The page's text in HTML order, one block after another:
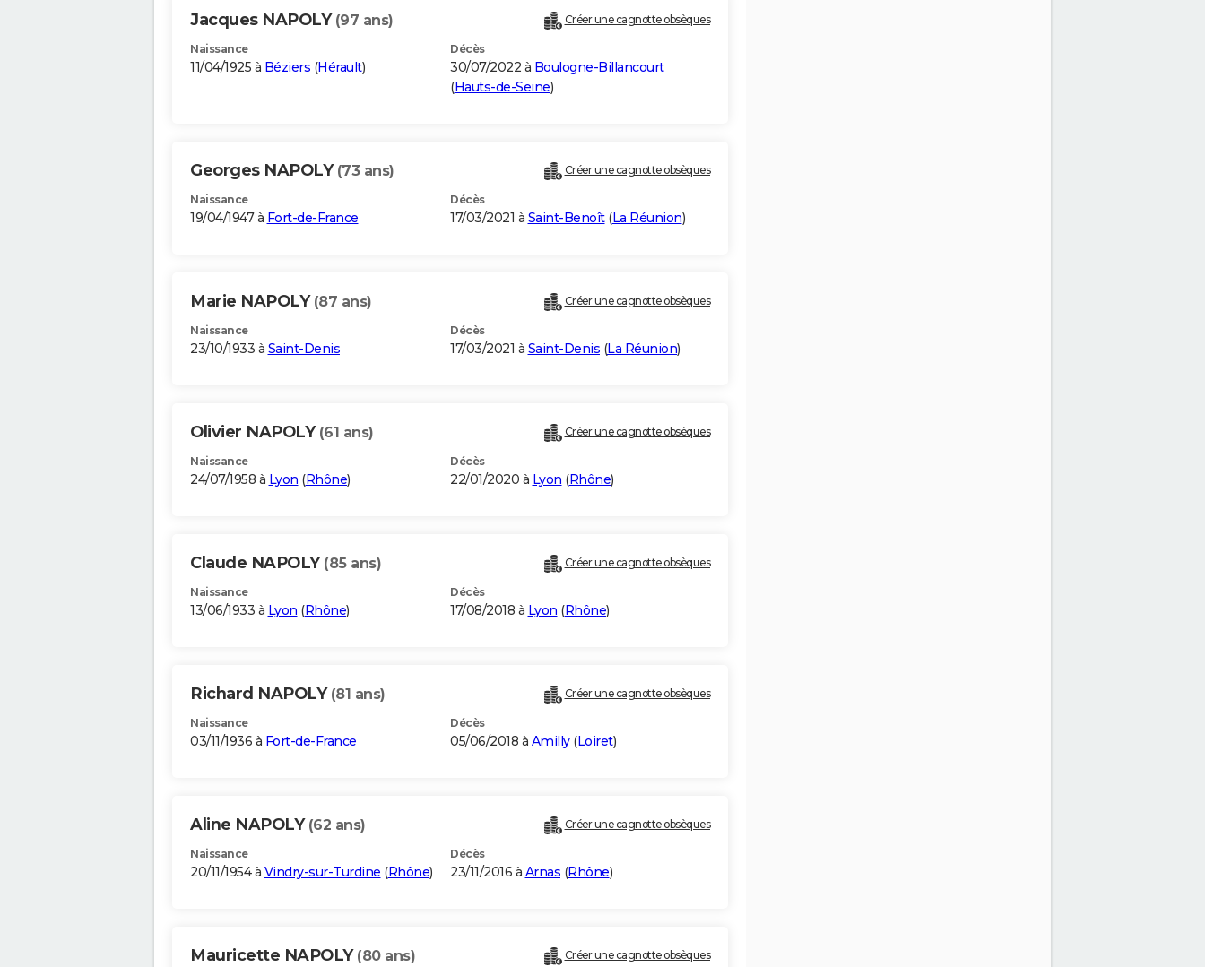
Jacques NAPOLY (97 ans) Créer une cagnotte obsèques
Naissance
11/04/1925 à Béziers (Hérault)
Décès
30/07/2022 à Boulogne-Billancourt
(Hauts-de-Seine)
Georges NAPOLY (73 ans) Créer une cagnotte obsèques
Naissance
19/04/1947 à Fort-de-France
Décès
17/03/2021 à Saint-Benoît(La Réunion)
Marie NAPOLY (87 ans) Créer une cagnotte obsèques
Naissance
23/10/1933 à Saint-Denis
Décès
17/03/2021 à Saint-Denis (La Réunion)
Olivier NAPOLY (61 ans) Créer une cagnotte obsèques
Naissance
24/07/1958 à Lyon (Rhône)
Décès
22/01/2020 à Lyon (Rhône)
Claude NAPOLY (85 ans) Créer une cagnotte obsèques
Naissance
13/06/1933 à Lyon (Rhône)
Décès
17/08/2018 à Lyon (Rhône)
Richard NAPOLY (81 ans) Créer une cagnotte obsèques
Naissance
03/11/1936 à Fort-de-France
Décès
05/06/2018 à Amilly(Loiret)
Aline NAPOLY (62 ans) Créer une cagnotte obsèques
Naissance
20/11/1954 à Vindry-sur-Turdine (Rhône)
Décès
23/11/2016 à Arnas (Rhône)
Mauricette NAPOLY (80 ans) Créer une cagnotte obsèques